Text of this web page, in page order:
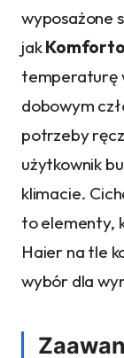
wyposażone
jak
temperaturę
dobowym
potrzeby
użytkownik
klimacie.
to elementy,
Haier na tle
wybór dla